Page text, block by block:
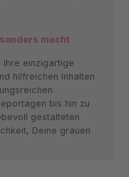
macht
ihre einzigartige
hilfreichen Inhalten
bis hin zu
gestalteten
Deine grauen